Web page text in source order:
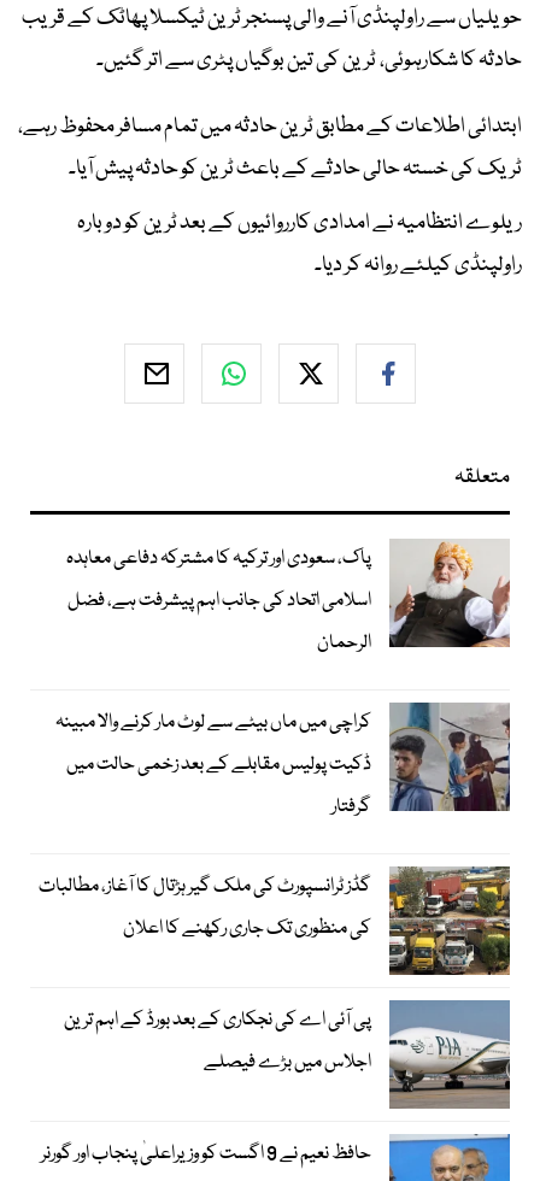
حویلیاں سے راولپنڈی آنے والی پسنجر ٹرین ٹیکسلا پھاٹک کے قریب
حادثہ کا شکارہوئی، ٹرین کی تین بوگیاں پٹری سے اتر گئیں۔
ابتدائی اطلاعات کے مطابق ٹرین حادثہ میں تمام مسافر محفوظ رہے،
ٹریک کی خستہ حالی حادثے کے باعث ٹرین کو حادثہ پیش آیا۔
ریلوے انتظامیہ نے امدادی کارروائیوں کے بعد ٹرین کو دوبارہ
راولپنڈی کیلئے روانہ کر دیا۔
متعلقہ
پاک، سعودی اور ترکیہ کا مشترکہ دفاعی معاہدہ
اسلامی اتحاد کی جانب اہم پیشرفت ہے، فضل
الرحمان
کراچی میں ماں بیٹے سے لوٹ مار کرنے والا مبینہ
ڈکیت پولیس مقابلے کے بعد زخمی حالت میں
گرفتار
گڈز ٹرانسپورٹ کی ملک گیر ہڑتال کا آغاز، مطالبات
کی منظوری تک جاری رکھنے کا اعلان
پی آئی اے کی نجکاری کے بعد بورڈ کے اہم ترین
اجلاس میں بڑے فیصلے
حافظ نعیم نے 9 اگست کو وزیراعلیٰ پنجاب اور گورنر